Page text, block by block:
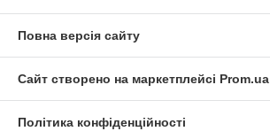
Повна версія сайту
Сайт створено на маркетплейсі Prom.ua
Політика конфіденційності